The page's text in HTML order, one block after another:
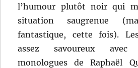
l’humour plutôt noir qui
situation saugrenue
fantastique, cette fois).
assez savoureux
monologues de Raphaël